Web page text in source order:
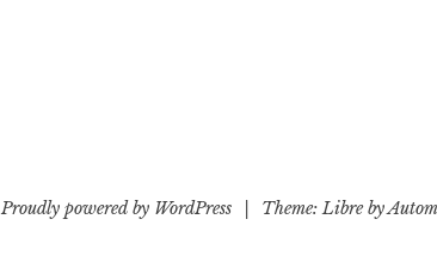
Proudly powered by WordPress Theme: Libre by